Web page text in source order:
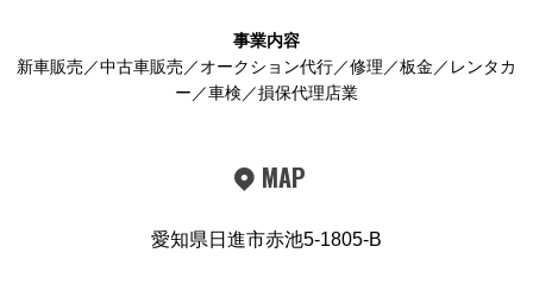
事業内容
新車販売／中古車販売／オークション代行／修理／板金／レンタカ
ー／車検／損保代理店業
MAP
愛知県日進市赤池5-1805-B